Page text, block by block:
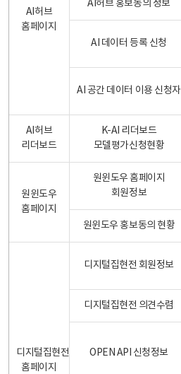
AI허브
홈페이지
AI허브 홍보동의 정보
AI 데이터 등록 신청
AI 공간 데이터 이용 신청자
AI허브
리더보드
K-AI 리더보드
모델평가신청현황
원윈도우
홈페이지
원윈도우 홈페이지
회원정보
원윈도우 홍보동의 현황
디지털집현전
홈페이지
디지털집현전 회원정보
디지털집현전 의견수렴
OPEN API 신청정보